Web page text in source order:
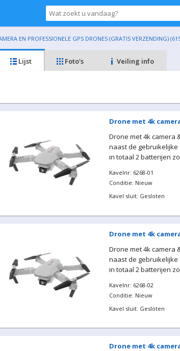
EN PROFESSIONELE GPS DRONES (GRATIS VERZENDING)
Lijst Foto's Veiling info
Drone met 4k
Drone met 4k camera
naast de
in totaal 2 batterijen
Kavelnr: 6268-01
Conditie: Nieuw
Kavel sluit: Gesloten
Drone met 4k
Drone met 4k camera
naast de
in totaal 2 batterijen
Kavelnr: 6268-02
Conditie: Nieuw
Kavel sluit: Gesloten
Drone met 4k